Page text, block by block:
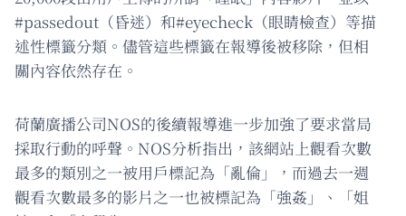
#passedout（昏迷）和#eyecheck（眼睛檢查）等描
述性標籤分類。儘管這些標籤在報導後被移除，但相
關內容依然存在。
荷蘭廣播公司NOS的後續報導進一步加強了要求當局
採取行動的呼聲。NOS分析指出，該網站上觀看次數
最多的類別之一被用戶標記為「亂倫」，而過去一週
觀看次數最多的影片之一也被標記為「強姦」、「姐